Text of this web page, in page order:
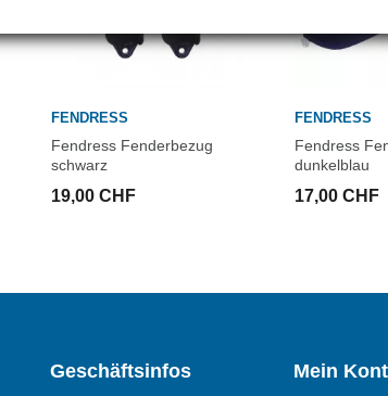
FENDRESS
Fendress Fenderbezug
schwarz
19,00 CHF
FENDRESS
Fendress
dunkelblau
17,00 CHF
Geschäftsinfos Mein